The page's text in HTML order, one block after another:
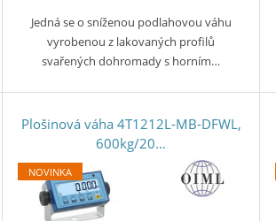
Jedná se o sníženou podlahovou váhu
vyrobenou z lakovaných profilů
svařených dohromady s horním…
Plošinová váha 4T1212L-MB-DFWL,
600kg/20…
NOVINKA